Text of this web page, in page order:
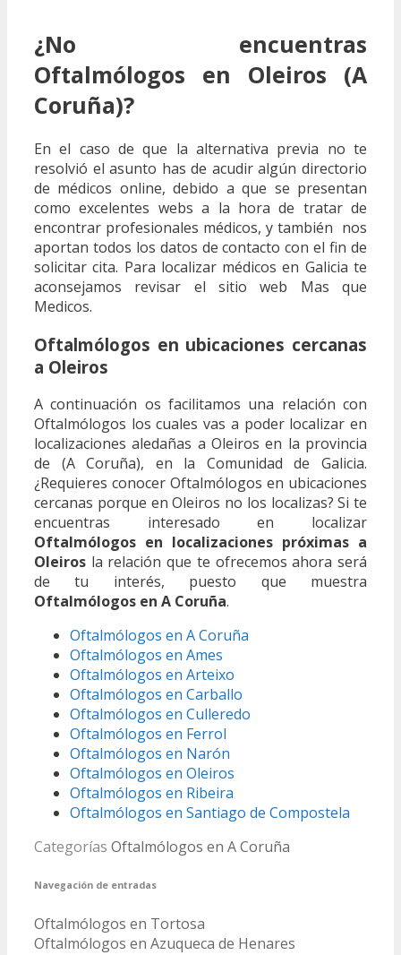
¿No encuentras
Oftalmólogos en Oleiros (A
Coruña)?
En el caso de que la alternativa previa no te
resolvió el asunto has de acudir algún directorio
de médicos online, debido a que se presentan
como excelentes webs a la hora de tratar de
encontrar profesionales médicos, y también nos
aportan todos los datos de contacto con el fin de
solicitar cita. Para localizar médicos en Galicia te
aconsejamos revisar el sitio web Mas que
Medicos.
Oftalmólogos en ubicaciones cercanas
a Oleiros
A continuación os facilitamos una relación con
Oftalmólogos los cuales vas a poder localizar en
localizaciones aledañas a Oleiros en la provincia
de (A Coruña), en la Comunidad de Galicia.
¿Requieres conocer Oftalmólogos en ubicaciones
cercanas porque en Oleiros no los localizas? Si te
encuentras interesado en localizar
Oftalmólogos en localizaciones próximas a
Oleiros la relación que te ofrecemos ahora será
de tu interés, puesto que muestra
Oftalmólogos en A Coruña.
Oftalmólogos en A Coruña
Oftalmólogos en Ames
Oftalmólogos en Arteixo
Oftalmólogos en Carballo
Oftalmólogos en Culleredo
Oftalmólogos en Ferrol
Oftalmólogos en Narón
Oftalmólogos en Oleiros
Oftalmólogos en Ribeira
Oftalmólogos en Santiago de Compostela
Categorías Oftalmólogos en A Coruña
Navegación de entradas
Oftalmólogos en Tortosa
Oftalmólogos en Azuqueca de Henares